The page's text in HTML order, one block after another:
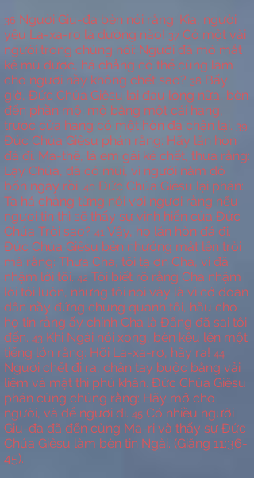
36 Người Giu-đa bèn nói rằng: Kìa, người
yêu La-xa-rơ là dường nào! 37 Có một vài
người trong chúng nói: Người đã mở mắt
kẻ mù được, há chẳng có thể cũng làm
cho người nầy không chết sao? 38 Bấy
giờ, Đức Chúa Giêsu lại đau lòng nữa, bèn
đến phần mộ; mộ bằng một cái hang,
trước cửa hang có một hòn đá chận lại. 39
Đức Chúa Giêsu phán rằng: Hãy lăn hòn
đá đi. Ma-thê, là em gái kẻ chết, thưa rằng:
Lạy Chúa, đã có mùi, vì người nằm đó
bốn ngày rồi. 40 Đức Chúa Giêsu lại phán:
Ta há chẳng từng nói với ngươi rằng nếu
ngươi tin thì sẽ thấy sự vinh hiển của Đức
Chúa Trời sao? 41 Vậy, họ lăn hòn đá đi.
Đức Chúa Giêsu bèn nhướng mắt lên trời
mà rằng: Thưa Cha, tôi tạ ơn Cha, vì đã
nhậm lời tôi. 42 Tôi biết rõ rằng Cha nhậm
lời tôi luôn, nhưng tôi nói vậy là vì cớ đoàn
dân nầy đứng chung quanh tôi, hầu cho
họ tin rằng ấy chính Cha là Đấng đã sai tôi
đến. 43 Khi Ngài nói xong, bèn kêu lên một
tiếng lớn rằng: Hỡi La-xa-rơ, hãy ra! 44
Người chết đi ra, chân tay buộc bằng vải
liệm và mặt thì phủ khăn. Đức Chúa Giêsu
phán cùng chúng rằng: Hãy mở cho
người, và để người đi. 45 Có nhiều người
Giu-đa đã đến cùng Ma-ri và thấy sự Đức
Chúa Giêsu làm bèn tin Ngài. (Giăng 11:36-
45).